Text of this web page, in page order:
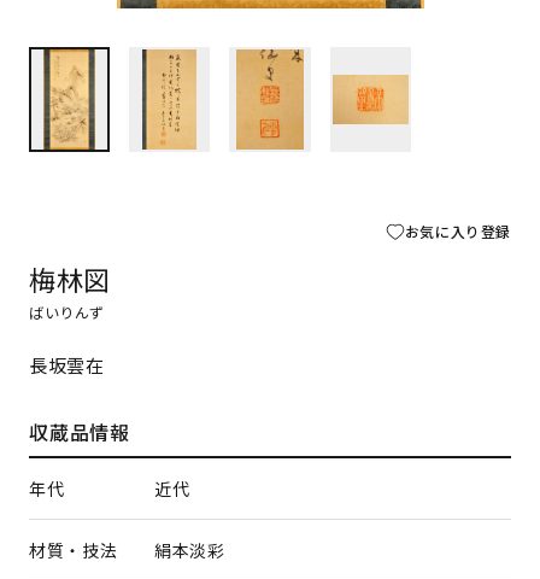
お気に入り登録
梅林図
ばいりんず
長坂雲在
収蔵品情報
年代 近代
材質・技法 絹本淡彩